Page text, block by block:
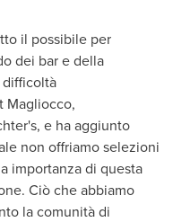
il possibile per
dei bar e della
Magliocco,
e ha aggiunto
non offriamo selezioni
importanza di questa
Ciò che abbiamo
la comunità di